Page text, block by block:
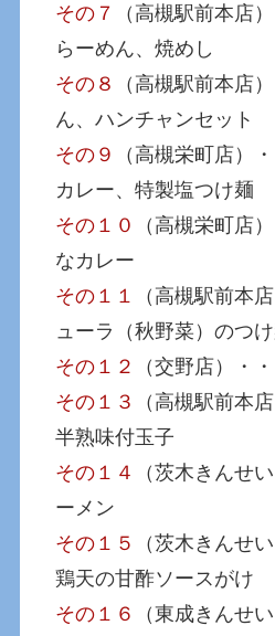
その７
（高槻駅前本店
らーめん、焼めし
その８
（高槻駅前本店
ん、ハンチャンセット
その９
（高槻栄町店）
カレー、特製塩つけ麺
その１０
（高槻栄町店
なカレー
その１１
（高槻駅前本
ューラ（秋野菜）のつ
その１２
（交野店）・
その１３
（高槻駅前本
半熟味付玉子
その１４
（茨木きんせ
ーメン
その１５
（茨木きんせ
鶏天の甘酢ソースがけ
その１６
（東成きんせ